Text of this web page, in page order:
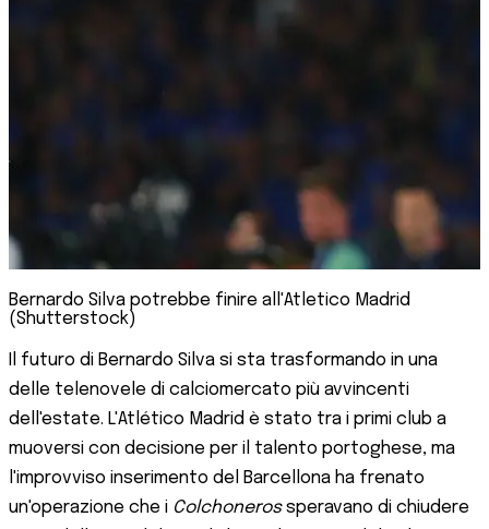
Bernardo Silva potrebbe finire all'Atletico Madrid
(Shutterstock)
Il futuro di Bernardo Silva si sta trasformando in una
delle telenovele di calciomercato più avvincenti
dell'estate. L'Atlético Madrid è stato tra i primi club a
muoversi con decisione per il talento portoghese, ma
l'improvviso inserimento del Barcellona ha frenato
un'operazione che i Colchonerossperavano di chiudere